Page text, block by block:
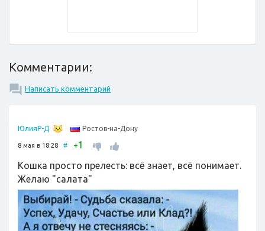
Комментарии:
Написать комментарий
ЮлияР-Д Ростов-на-Дону
8 мая в 18:28 # +1
Кошка просто прелесть: всё знает, всё понимает.
Желаю "салата"